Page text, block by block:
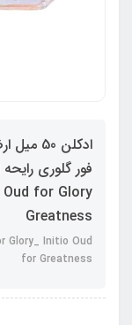
ادکلن
Greatness
Glory_ Initio Oud
for Greatness